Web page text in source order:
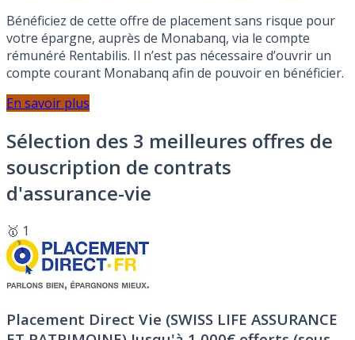
Bénéficiez de cette offre de placement sans risque pour
votre épargne, auprès de Monabanq, via le compte
rémunéré Rentabilis. Il n’est pas nécessaire d’ouvrir un
compte courant Monabanq afin de pouvoir en bénéficier.
En savoir plus
Sélection des 3 meilleures offres de
souscription de contrats
d'assurance-vie
🥇 1
Placement Direct Vie (SWISS LIFE ASSURANCE